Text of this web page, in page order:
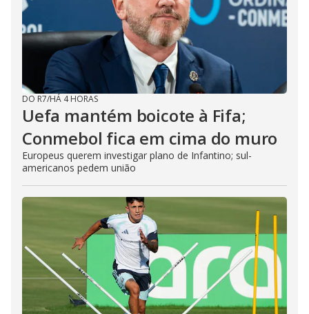
DO R7/HÁ 4 HORAS
Uefa mantém boicote à Fifa;
Conmebol fica em cima do muro
Europeus querem investigar plano de Infantino; sul-
americanos pedem união